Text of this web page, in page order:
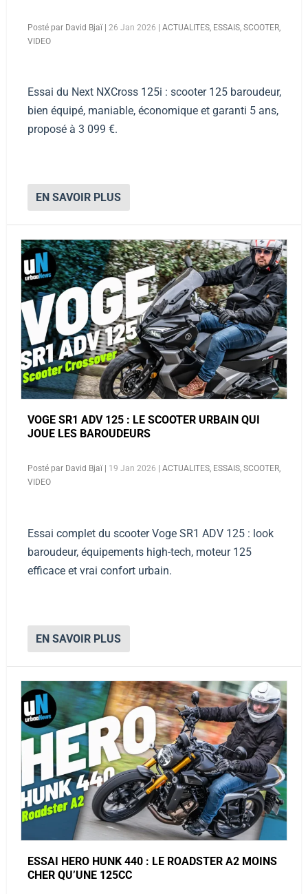
Posté par David Bjaï| 26 Jan 2026 | ACTUALITES ESSAIS SCOOTER
VIDEO
Essai du Next NXCross 125i : scooter 125 baroudeur,
bien équipé, maniable, économique et garanti 5 ans,
proposé à 3 099 €.
EN SAVOIR PLUS
VOGE SR1 ADV 125 : LE SCOOTER URBAIN QUI
JOUE LES BAROUDEURS
Posté par David Bjaï| 19 Jan 2026 ACTUALITES, ESSAIS, SCOOTER,
VIDEO
Essai complet du scooter Voge SR1 ADV 125 : look
baroudeur, équipements high-tech, moteur 125
efficace et vrai confort urbain.
EN SAVOIR PLUS
ESSAI HERO HUNK 440 : LE ROADSTER A2 MOINS
CHER QU’UNE 125CC